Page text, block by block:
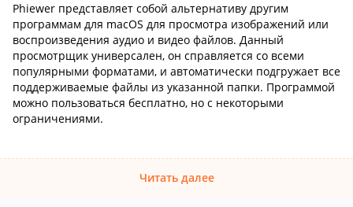
Phiewer представляет собой альтернативу другим
программам для macOS для просмотра изображений или
воспроизведения аудио и видео файлов. Данный
просмотрщик универсален, он справляется со всеми
популярными форматами, и автоматически подгружает все
поддерживаемые файлы из указанной папки. Программой
можно пользоваться бесплатно, но с некоторыми
ограничениями.
Читать далее